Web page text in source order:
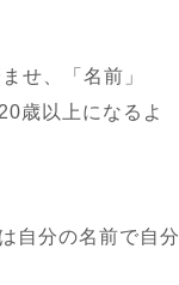
せ、「名前」
歳以上になるよ
自分の名前で自分